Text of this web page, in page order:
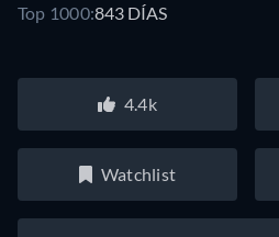
Top 1000:843 DÍAS
4.4k
Watchlist